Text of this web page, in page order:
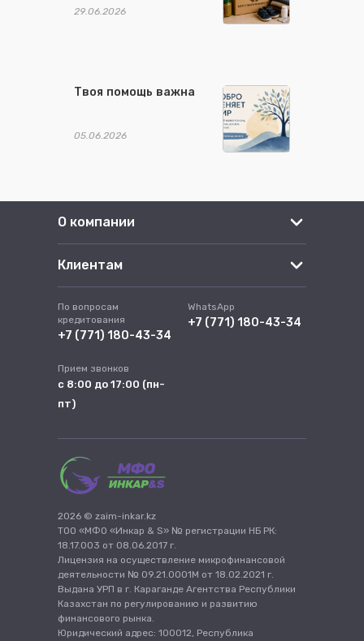
29.06.2026
Твоя помощь важна
05.06.2026
О компании
Клиентам
2026 © zaim-inkar.kz
ТОО «МФО «Инкар & S» № регистрации НБ РК:
18.17.003 от 08.06.2017 г.
Лицензия на осуществление микрофинансовой
деятельности № 09.21.0001М от 18.02.2021 г.
Выдана УРП в г. Караганде Агентства Республики
Казахстан по регулированию и развитию
финансового рынка.
Юридический адрес: 100012, Республика
По вопросам
кредитования
+7 (771) 180-43-34
WhatsApp
+7 (771) 180-43-34
Прием звонков
с 8:00 до 17:00 (пн-
пт)